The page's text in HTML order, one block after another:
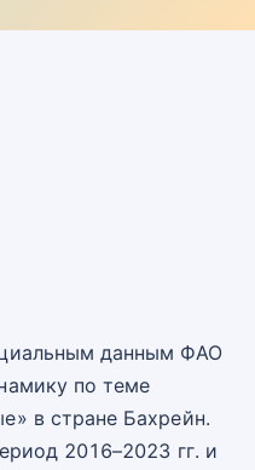
данным ФАО
по теме
в стране Бахрейн.
2016–2023 гг. и